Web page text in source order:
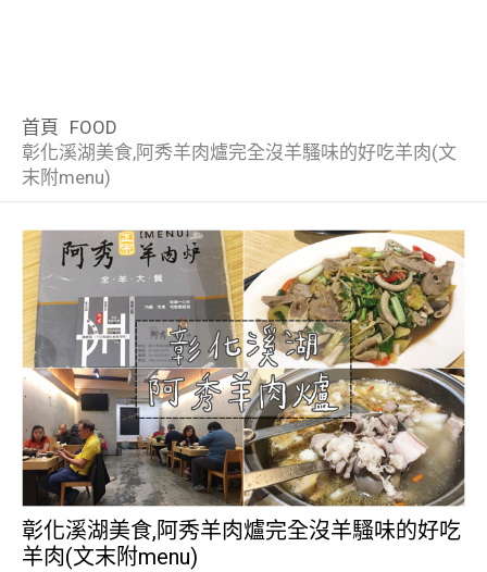
首頁 FOOD
彰化溪湖美食,阿秀羊肉爐完全沒羊騷味的好吃羊肉(文
末附menu)
彰化溪湖美食,阿秀羊肉爐完全沒羊騷味的好吃
羊肉(文末附menu)